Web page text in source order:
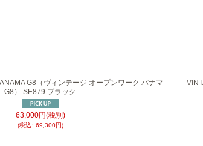
G8（ヴィンテージ オープンワーク パナマ
G8） SE879 ブラック
63,000円(税別)
(税込: 69,300円)